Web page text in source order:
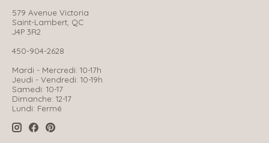
579 Avenue Victoria
Saint-Lambert, QC
J4P 3R2
450-904-2628
Mardi - Mercredi: 10-17h
Jeudi - Vendredi: 10-19h
Samedi: 10-17
Dimanche: 12-17
Lundi: Fermé